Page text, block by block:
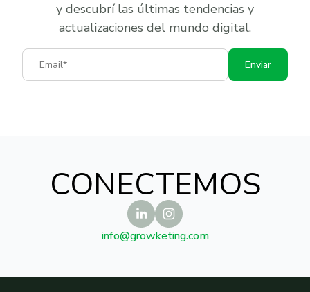
y descubrí las últimas tendencias y
actualizaciones del mundo digital.
Email
Enviar
CONECTEMOS
info@growketing.com